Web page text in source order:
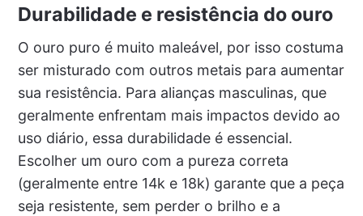
Durabilidade e resistência do ouro
O ouro puro é muito maleável, por isso costuma
ser misturado com outros metais para aumentar
sua resistência. Para alianças masculinas, que
geralmente enfrentam mais impactos devido ao
uso diário, essa durabilidade é essencial.
Escolher um ouro com a pureza correta
(geralmente entre 14k e 18k) garante que a peça
seja resistente, sem perder o brilho e a